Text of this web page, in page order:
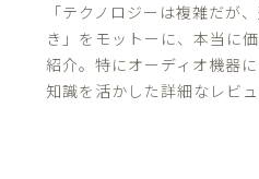
「テクノロジーは複雑だが
き」をモットーに、本当に
紹介。特にオーディオ機器
知識を活かした詳細なレビ